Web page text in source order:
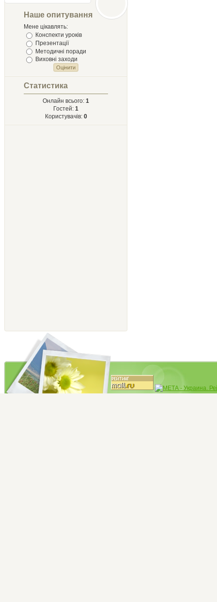
Лыст
Твору Ырий
Наше опитування
Мене цікавлять:
Конспекти уроків
Презентації
Методичні поради
Виховні заходи
Статистика
Онлайн всього: 1
Гостей: 1
Користувачів: 0